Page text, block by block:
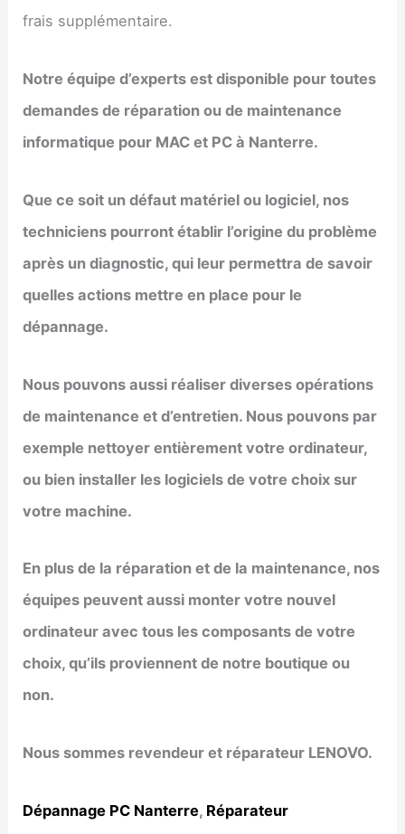
frais supplémentaire.
Notre équipe d’experts est disponible pour toutes
demandes de réparation ou de maintenance
informatique pour MAC et PC à Nanterre.
Que ce soit un défaut matériel ou logiciel, nos
techniciens pourront établir l’origine du problème
après un diagnostic, qui leur permettra de savoir
quelles actions mettre en place pour le
dépannage.
Nous pouvons aussi réaliser diverses opérations
de maintenance et d’entretien. Nous pouvons par
exemple nettoyer entièrement votre ordinateur,
ou bien installer les logiciels de votre choix sur
votre machine.
En plus de la réparation et de la maintenance, nos
équipes peuvent aussi monter votre nouvel
ordinateur avec tous les composants de votre
choix, qu’ils proviennent de notre boutique ou
non.
Nous sommes revendeur et réparateur LENOVO.
Dépannage PC Nanterre, Réparateur